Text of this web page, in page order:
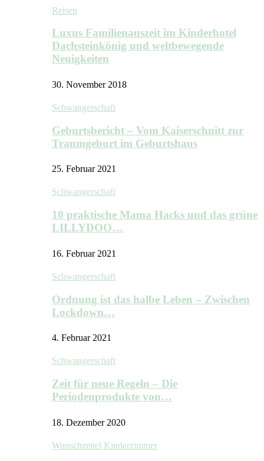
Reisen
Luxus Familienauszeit im Kinderhotel
Dachsteinkönig und weltbewegende
Neuigkeiten
30. November 2018
Schwangerschaft
Geburtsbericht – Vom Kaiserschnitt zur
Traumgeburt im Geburtshaus
25. Februar 2021
Schwangerschaft
10 praktische Mama Hacks und das grüne
LILLYDOO…
16. Februar 2021
Schwangerschaft
Ordnung ist das halbe Leben – Zwischen
Lockdown…
4. Februar 2021
Schwangerschaft
Zeit für neue Regeln – Die
Periodenprodukte von…
18. Dezember 2020
Wunschzettel Kinderzimmer